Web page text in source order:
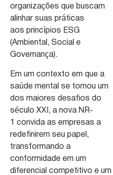
organizações que buscam
alinhar suas práticas
aos princípios ESG
(Ambiental, Social e
Governança).
Em um contexto em que a
saúde mental se tornou um
dos maiores desafios do
século XXI, a nova NR-
1 convida as empresas a
redefinirem seu papel,
transformando a
conformidade em um
diferencial competitivo e um